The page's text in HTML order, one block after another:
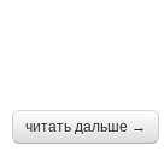
читать дальше →